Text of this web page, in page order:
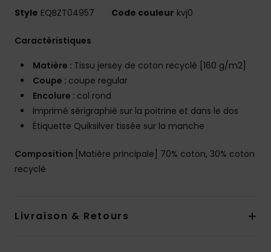
Style EQBZT04957 Code couleur kvj0
Caractéristiques
Matière : Tissu jersey de coton recyclé [160 g/m2]
Coupe : coupe regular
Encolure : col rond
Imprimé sérigraphié sur la poitrine et dans le dos
Étiquette Quiksilver tissée sur la manche
Composition [Matière principale] 70% coton, 30% coton
recyclé
Livraison & Retours